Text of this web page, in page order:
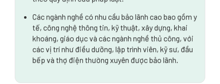
Các ngành nghề có nhu cầu bảo lãnh cao bao gồm y
tế, công nghệ thông tin, kỹ thuật, xây dựng, khai
khoáng, giáo dục và các ngành nghề thủ công, với
các vị trí như điều dưỡng, lập trình viên, kỹ sư, đầu
bếp và thợ điện thường xuyên được bảo lãnh.